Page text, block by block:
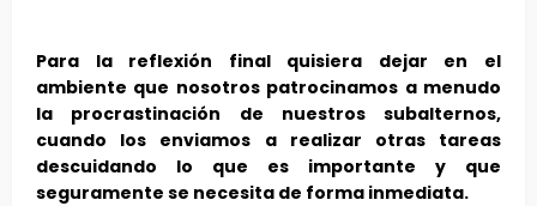
Para la reflexión final quisiera dejar en el
ambiente que nosotros patrocinamos a menudo
la procrastinación de nuestros subalternos,
cuando los enviamos a realizar otras tareas
descuidando lo que es importante y que
seguramente se necesita de forma inmediata.